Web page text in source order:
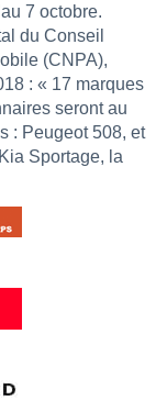
7 octobre.
du Conseil
(CNPA),
: « 17 marques
seront au
: Peugeot 508, et
Sportage, la